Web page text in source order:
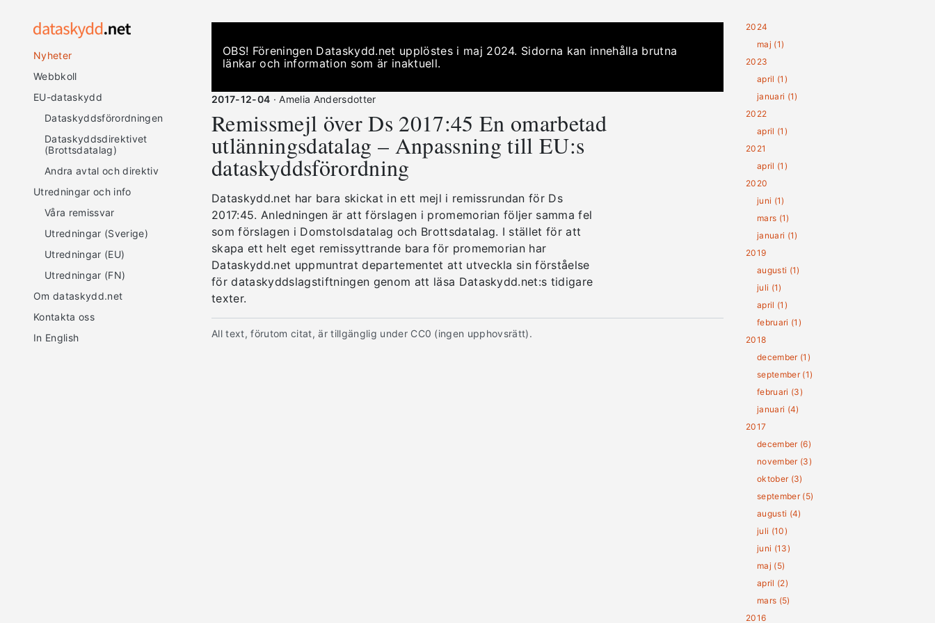
Nyheter
Webbkoll
EU-dataskydd
Dataskyddsförordningen
Dataskyddsdirektivet
(Brottsdatalag)
Andra avtal och direktiv
Utredningar och info
Våra remissvar
Utredningar (Sverige)
Utredningar (EU)
Utredningar (FN)
Om dataskydd.net
Kontakta oss
In English
OBS! Föreningen Dataskydd.net upplöstes i maj 2024. Sidorna kan innehålla brutna
länkar och information som är inaktuell.
2017-12-04 · Amelia Andersdotter
Remissmejl över Ds 2017:45 En omarbetad
utlänningsdatalag – Anpassning till EU:s
dataskyddsförordning
Dataskydd.net har bara skickat in ett mejl i remissrundan för Ds
2017:45. Anledningen är att förslagen i promemorian följer samma fel
som förslagen i Domstolsdatalag och Brottsdatalag. I stället för att
skapa ett helt eget remissyttrande bara för promemorian har
Dataskydd.net uppmuntrat departementet att utveckla sin förståelse
för dataskyddslagstiftningen genom att läsa Dataskydd.net:s tidigare
texter.
All text, förutom citat, är tillgänglig under CC0 (ingen upphovsrätt).
2024
maj (1)
2023
april (1)
januari (1)
2022
april (1)
2021
april (1)
2020
juni (1)
mars (1)
januari (1)
2019
augusti (1)
juli (1)
april (1)
februari (1)
2018
december (1)
september (1)
februari (3)
januari (4)
2017
december (6)
november (3)
oktober (3)
september (5)
augusti (4)
juli (10)
juni (13)
maj (5)
april (2)
mars (5)
2016